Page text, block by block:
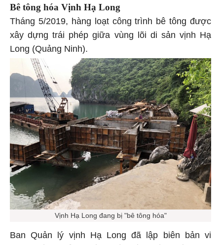
Bê tông hóa Vịnh Hạ Long
Tháng 5/2019, hàng loạt công trình bê tông được
xây dựng trái phép giữa vùng lõi di sản vịnh Hạ
Long (Quảng Ninh).
Vịnh Hạ Long đang bị "bê tông hóa"
Ban Quản lý vịnh Hạ Long đã lập biên bản vi